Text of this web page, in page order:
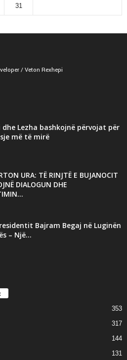
31
/ Veton Rexhepi
dhe Lezha bashkojnë përvojat për
më të mirë
URA: TË RINJTË E BUJANOCIT
DIALOGUN DHE
Bajram Begaj në Luginën
– Një...
353
317
144
131